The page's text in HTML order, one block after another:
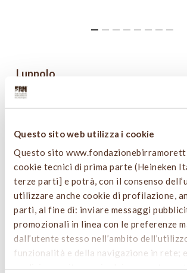
Questo sito web utilizza i cookie
Questo sito
cookie tecnici di prima parte (Heineken
terze parti] e potrà, con il consenso
utilizzare anche cookie di profilazione,
parti, al fine di: inviare messaggi
promozionali in linea con le preferenze
dall’utente stesso nell’ambito
funzionalità e della navigazione in rete;
analisi e monitoraggio dei
Luppolo
Il luppolo è entrato relativamente tardi nel
produzione della birra, precisamente nel
della birra, dalle molteplici proprietà
di una pianta rampicante diodica, in cui
femminili e quelli maschili si sviluppano
Vengono utilizzate solo le piante
produzione della birra. Il motivo è presto
la luppolina
, una
contiene una percentuale di acidi amari che
equilibrare la dolcezza dei malti e di olii
vanno a donare aromaticità alla birra.
percentuale varia in funzione della varietà
diverse varietà vengono utilizzate infatti